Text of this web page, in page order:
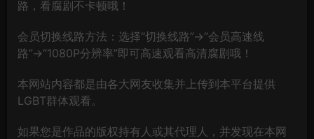
路，看腐剧不卡顿哦！
会员切换线路方法：选择“切换线路”→“会员高速线
路”→“1080P分辨率”即可高速观看高清腐剧哦！
本网站内容都是由各大网友收集并上传到本平台提供
LGBT群体观看。
如果您是作品的版权持有人或其代理人，并发现在本网